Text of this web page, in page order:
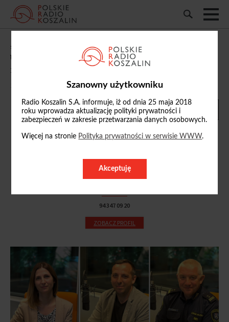
Szanowny użytkowniku
Radio Koszalin S.A. informuje, iż od dnia 25 maja 2018
roku wprowadza aktualizację polityki prywatności i
zabezpieczeń w zakresie przetwarzania danych osobowych.
Więcej na stronie Polityka prywatności w serwisie WWW.
Akceptuję
„Studio Bałtyk Koszalin”: m.in. o
usuwaniu kontenerów PCK i fałszywych
mandatach na terenie Koszalina
Marcelina Marciniak
m.marciniak
94 347 09 20
ZOBACZ PROFIL